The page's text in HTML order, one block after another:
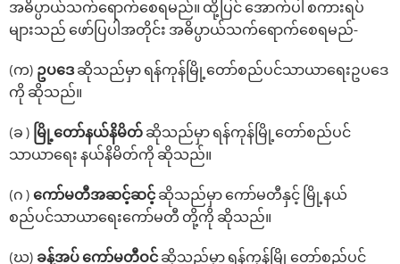
အဓိပ္ပာယ်သက်‌ရောက်‌စေရမည်။ ထို့ပြင် ‌အောက်ပါ စကားရပ်
များသည် ဖော်ပြပါအတိုင်း အဓိပ္ပာယ်သက်‌ရောက်‌စေရမည်-
(က) ဥပ‌ဒေဆိုသည်မှာ ရန်ကုန်မြို့တော်စည်ပင်သာယာရေးဥပဒေ
ကို ဆိုသည်။
(ခ ) မြို့‌တော်နယ်နိမိတ် ဆိုသည်မှာ ရန်ကုန်မြို့‌တော်စည်ပင်
သာယာ‌ရေး နယ်နိမိတ်ကို ဆိုသည်။
(ဂ ) ‌ကော်မတီအဆင့်ဆင့် ဆိုသည်မှာ ‌ကော်မတီနှင့် မြို့နယ်
စည်ပင်သာယာ‌ရေး‌ကော်မတီ တို့ကို ဆိုသည်။
(ဃ) ခန့်အပ် ‌ကော်မတီဝင် ဆိုသည်မှာ ရန်ကုန်မြို့‌တော်စည်ပင်